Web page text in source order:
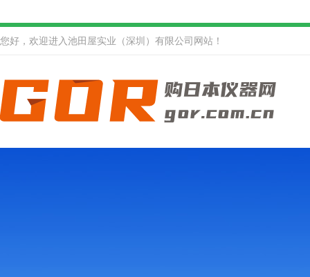
您好，欢迎进入池田屋实业（深圳）有限公司网站！